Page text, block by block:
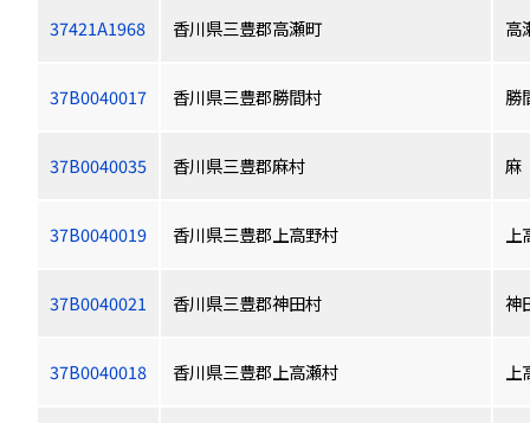
37421A1968 香川県三豊郡高瀬町 高
37B0040017 香川県三豊郡勝間村 勝
37B0040035 香川県三豊郡麻村 麻
37B0040019 香川県三豊郡上高野村
37B0040021 香川県三豊郡神田村 神
37B0040018 香川県三豊郡上高瀬村